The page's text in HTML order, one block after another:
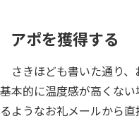
アポを獲得する
さきほども書いた通り
基本的に温度感が高くな
るようなお礼メールから